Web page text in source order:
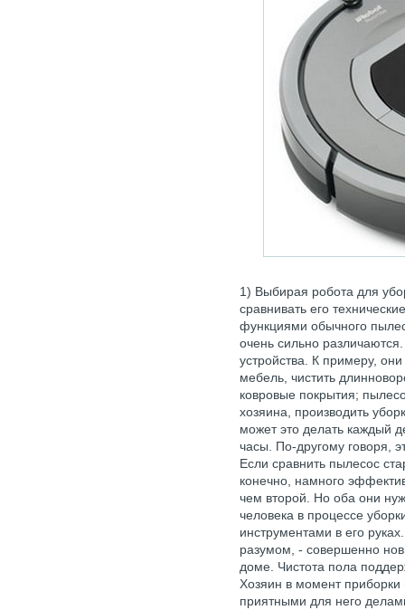
1) Выбирая робота для
сравнивать его
функциями обычного
очень сильно
устройства. К примеру,
мебель, чистить
ковровые покрытия;
хозяина, производить
может это делать каждый
часы. По-другому говоря,
Если сравнить пылесос
конечно, намного
чем второй. Но оба они
человека в процессе
инструментами в его
разумом, - совершенно
доме. Чистота пола
Хозяин в момент приборки
приятными для него